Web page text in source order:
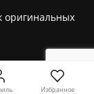
оригинальных
Избранное